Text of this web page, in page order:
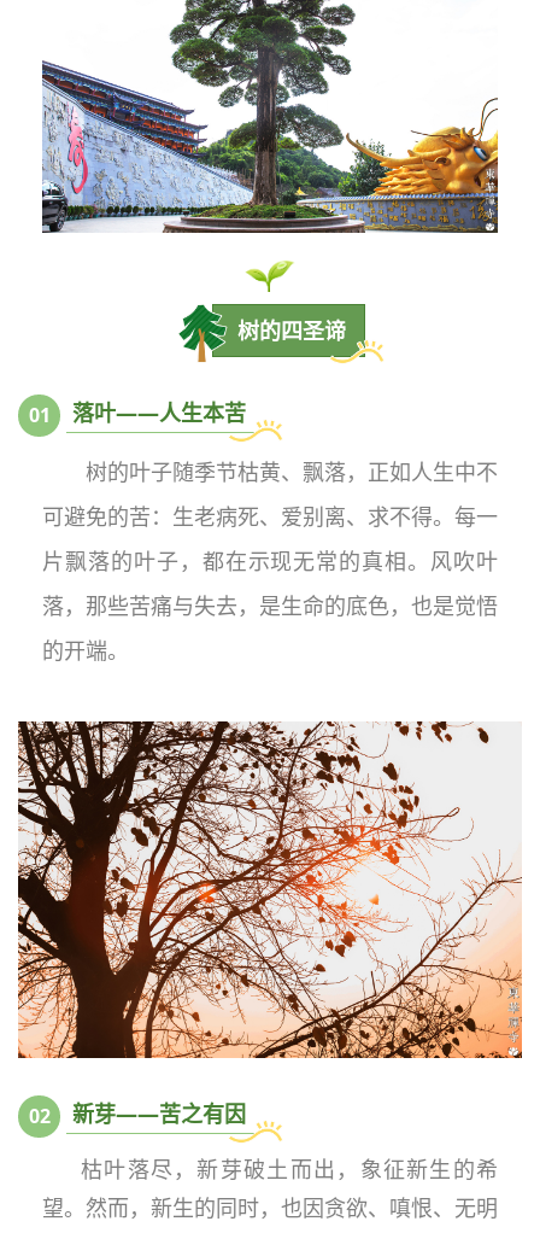
树的四圣谛
01 落叶——人生本苦
树的叶子随季节枯黄、飘落，正如人生中不
可避免的苦：生老病死、爱别离、求不得。每一
片飘落的叶子，都在示现无常的真相。风吹叶
落，那些苦痛与失去，是生命的底色，也是觉悟
的开端。
02 新芽——苦之有因
枯叶落尽，新芽破土而出，象征新生的希
望。然而，新生的同时，也因贪欲、嗔恨、无明